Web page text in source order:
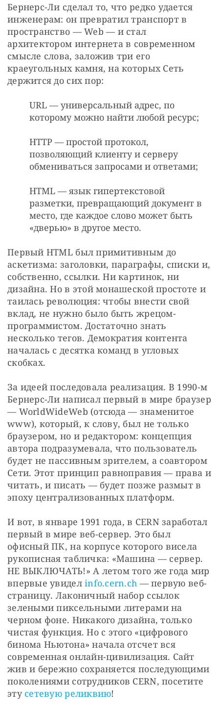
Бернерс-Ли сделал то, что редко удается
инженерам: он превратил транспорт в
пространство — Web — и стал
архитектором интернета в современном
смысле слова, заложив три его
краеугольных камня, на которых Сеть
держится до сих пор:
URL — универсальный адрес, по
которому можно найти любой ресурс;
HTTP — простой протокол,
позволяющий клиенту и серверу
обмениваться запросами и ответами;
HTML — язык гипертекстовой
разметки, превращающий документ в
место, где каждое слово может быть
«дверью» в другое место.
Первый HTML был примитивным до
аскетизма: заголовки, параграфы, списки и,
собственно, ссылки. Ни картинок, ни
дизайна. Но в этой монашеской простоте и
таилась революция: чтобы внести свой
вклад, не нужно было быть жрецом-
программистом. Достаточно знать
несколько тегов. Демократия контента
началась с десятка команд в угловых
скобках.
За идеей последовала реализация. В 1990-м
Бернерс-Ли написал первый в мире браузер
— WorldWideWeb (отсюда — знаменитое
www), который, к слову, был не только
браузером, но и редактором: концепция
автора подразумевала, что пользователь
будет не пассивным зрителем, а соавтором
Сети. Этот принцип равноправия — права и
читать, и писать — будет позже размыт в
эпоху централизованных платформ.
И вот, в январе 1991 года, в CERN заработал
первый в мире веб-сервер. Это был
офисный ПК, на корпусе которого висела
рукописная табличка: «Машина — сервер.
НЕ ВЫКЛЮЧАТЬ!» А летом того же года мир
впервые увидел info.cern.ch — первую веб-
страницу. Лаконичный набор ссылок
зелеными пиксельными литерами на
черном фоне. Никакого дизайна, только
чистая функция. Но с этого «цифрового
бинома Ньютона» начала отсчет вся
современная онлайн-цивилизация. Сайт
жив и бережно сохраняется последующими
поколениями сотрудников CERN, посетите
эту сетевую реликвию!